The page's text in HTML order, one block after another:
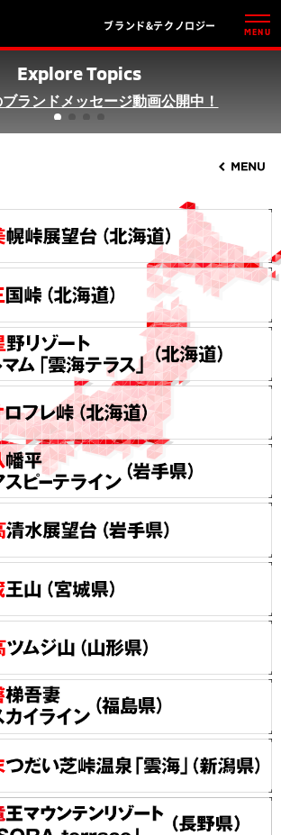
ブランド&テクノロジー
MENU
Explore Topics
ランドメッセージ動画公開中！